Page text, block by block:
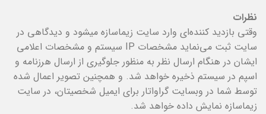
نظرات
وقتی بازدید کننده‌ای وارد سایت زیماسازه میشود و دیدگاهی در
سایت ثبت می‌نماید مشخصات IP سیستم و مشخصات اعلامی
ایشان در هنگام ارسال نظر به منظور جلوگیری از ارسال هرزنامه و
اسپم در سیستم ذخیره خواهد شد. و همچنین تصویر اعمال شده
توسط شما در وبسایت گراواتار برای ایمیل شخصیتان، در سایت
زیماسازه نمایش داده خواهد شد.